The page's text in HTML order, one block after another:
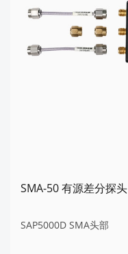
SMA-50 有源差分探头
SAP5000D SMA头部